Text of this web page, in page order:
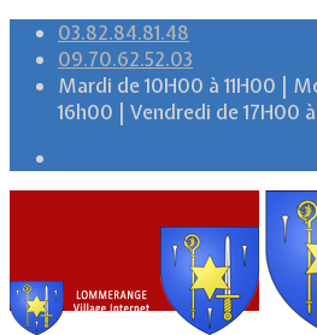
03.82.84.81.48
09.70.62.52.03
Mardi de 10H00 à 11H00 |
16h00 | Vendredi de 17H00